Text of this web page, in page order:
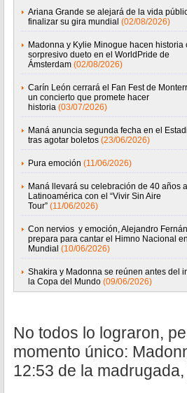
Ariana Grande se alejará de la vida
finalizar su gira mundial (02/08/2026)
Madonna y Kylie Minogue hacen historia
sorpresivo dueto en el WorldPride de
Ámsterdam (02/08/2026)
Carín León cerrará el Fan Fest de
un concierto que promete hacer
historia (03/07/2026)
Maná anuncia segunda fecha en el
tras agotar boletos (23/06/2026)
Pura emoción (11/06/2026)
Maná llevará su celebración de 40 años a
Latinoamérica con el “Vivir Sin Aire
Tour” (11/06/2026)
Con nervios y emoción, Alejandro
prepara para cantar el Himno Nacional
Mundial (10/06/2026)
Shakira y Madonna se reúnen antes del
la Copa del Mundo (09/06/2026)
No todos lo lograron,
momento único:
12:53 de la